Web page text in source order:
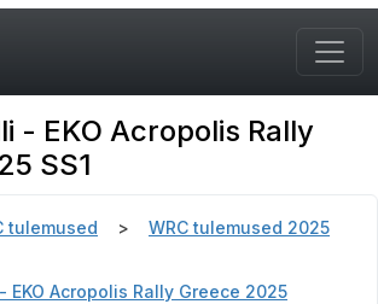
- EKO Acropolis Rally
SS1
tulemused WRC tulemused 2025
EKO Acropolis Rally Greece 2025